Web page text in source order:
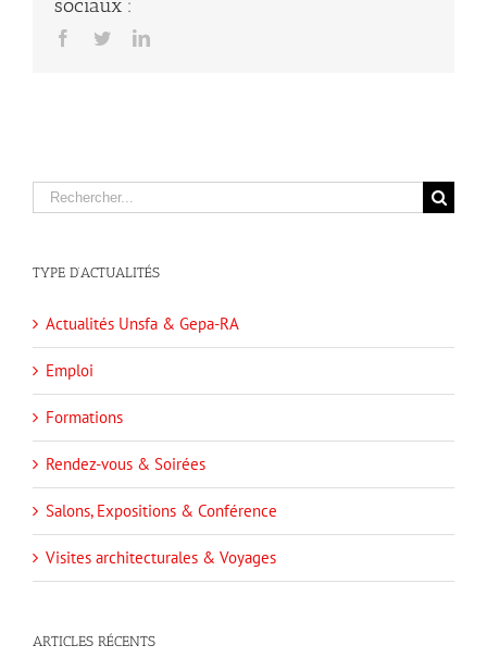
sociaux :
Facebook
TwitterLinkedIn
Rechercher
TYPE D’ACTUALITÉS
Actualités Unsfa & Gepa-RA
Emploi
Formations
Rendez-vous & Soirées
Salons, Expositions & Conférence
Visites architecturales & Voyages
ARTICLES RÉCENTS